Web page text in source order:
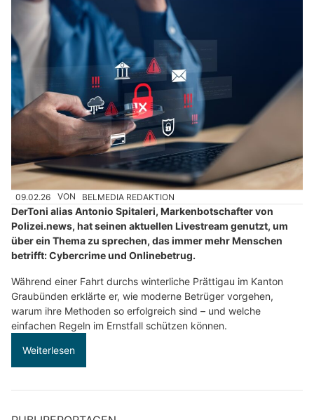
09.02.26 VON BELMEDIA REDAKTION
DerToni alias Antonio Spitaleri, Markenbotschafter von
Polizei.news, hat seinen aktuellen Livestream genutzt, um
über ein Thema zu sprechen, das immer mehr Menschen
betrifft: Cybercrime und Onlinebetrug.
Während einer Fahrt durchs winterliche Prättigau im Kanton
Graubünden erklärte er, wie moderne Betrüger vorgehen,
warum ihre Methoden so erfolgreich sind – und welche
einfachen Regeln im Ernstfall schützen können.
Weiterlesen